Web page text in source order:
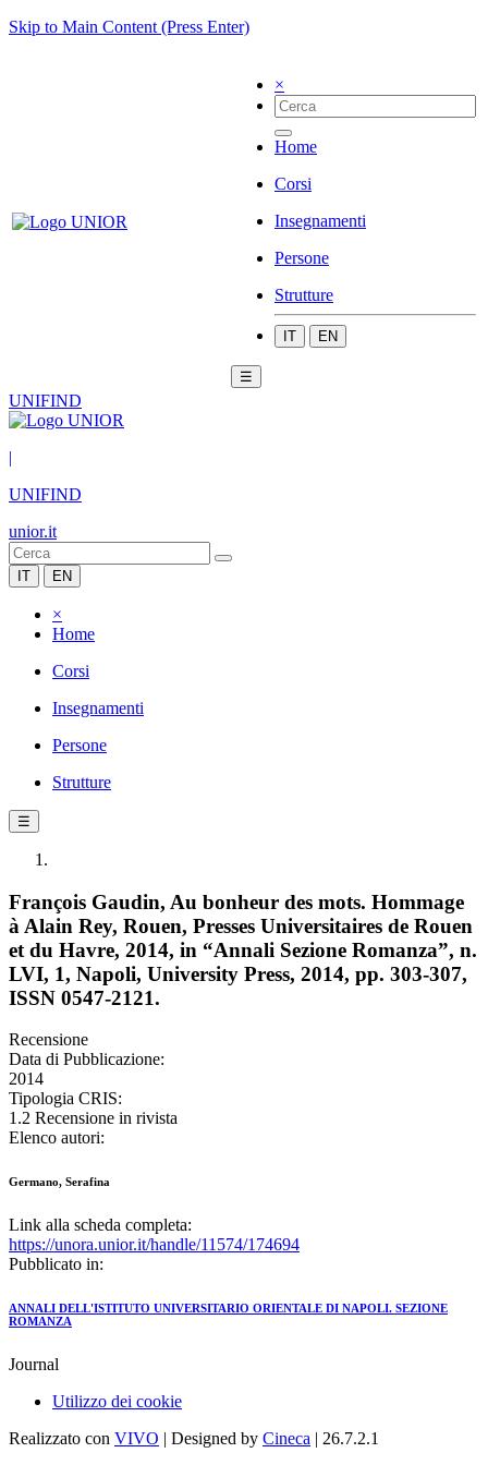
Skip to Main Content (Press Enter)
×
Home
Corsi
Insegnamenti
Persone
Strutture
IT EN
☰
UNIFIND
|
UNIFIND
unior.it
IT EN
×
Home
Corsi
Insegnamenti
Persone
Strutture
☰
François Gaudin, Au bonheur des mots. Hommage
à Alain Rey, Rouen, Presses Universitaires de Rouen
et du Havre, 2014, in “Annali Sezione Romanza”, n.
LVI, 1, Napoli, University Press, 2014, pp. 303-307,
ISSN 0547-2121.
Recensione
Data di Pubblicazione:
2014
Tipologia CRIS:
1.2 Recensione in rivista
Elenco autori:
Germano, Serafina
Link alla scheda completa:
https://unora.unior.it/handle/11574/174694
Pubblicato in:
ANNALI DELL'ISTITUTO UNIVERSITARIO ORIENTALE DI NAPOLI. SEZIONE
ROMANZA
Journal
Utilizzo dei cookie
Realizzato con VIVO | Designed by Cineca | 26.7.2.1